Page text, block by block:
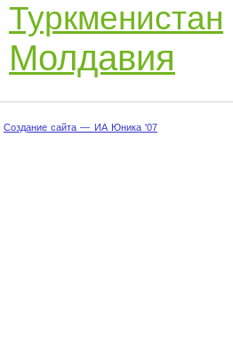
Туркменистан
Молдавия
Создание сайта — ИА Юника '07